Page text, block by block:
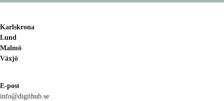
Karlskrona
Lund
Malmö
Växjö
E-post
info@digithub.se